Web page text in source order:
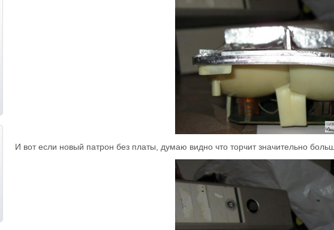
И вот если новый патрон без платы, думаю видно что торчит значительно